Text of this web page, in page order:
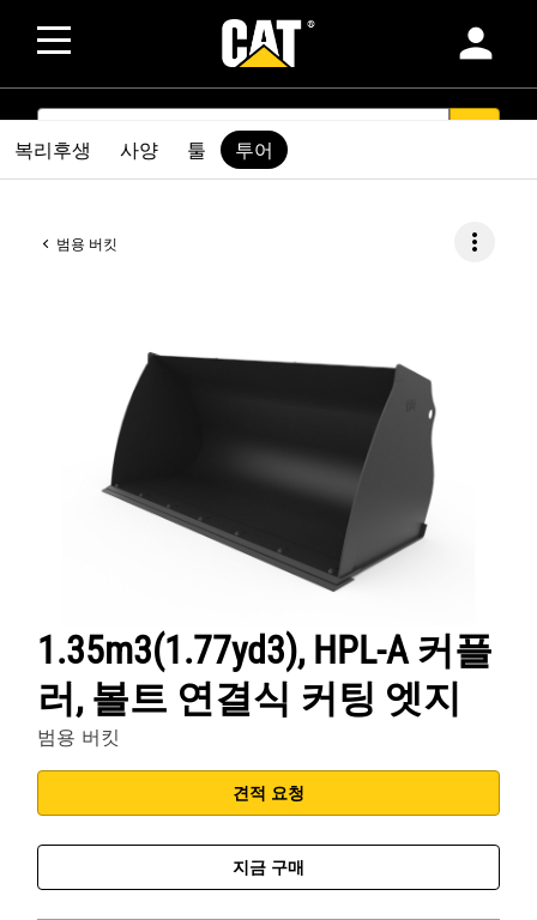
person
SEARCH
범용 버킷 more_vert
1.35m3(1.77yd3), HPL-A 커플
러, 볼트 연결식 커팅 엣지
범용 버킷
견적 요청
지금 구매
복리후생 사양 툴 투어